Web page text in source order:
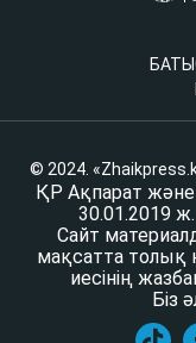
© 2024.
ҚР Ақпарат және
30.01.2019 ж.
Сайт
мақсатта толық
иесінің
Біз